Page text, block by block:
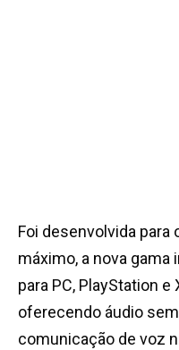
Foi desenvolvida
máximo, a nova
para PC, PlayStation e
oferecendo áudio
comunicação de voz